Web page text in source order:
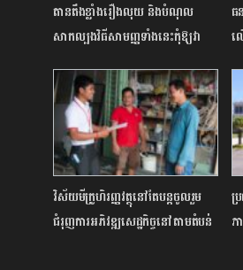
តានតឹងខ្លាំងរឿងលុយ និងបំណុល
សាកល្បងវិធីសាមញ្ញទាំងនេះកុំឱ្យវា
ធ
ល
កម្
វិស័យមីក្រូហិរញ្ញវត្ថុនៅតែបន្តចូលរួម
ជំរុញការអភិវឌ្ឍសេដ្ឋកិច្ចនៅតាមតំបន់
ប្
ភ